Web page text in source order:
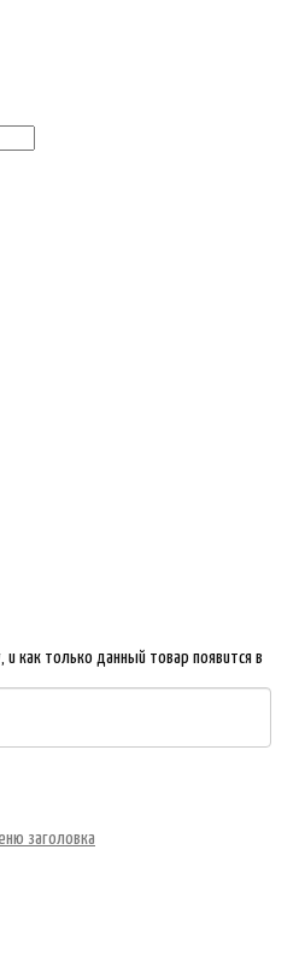
как только данный товар появится в